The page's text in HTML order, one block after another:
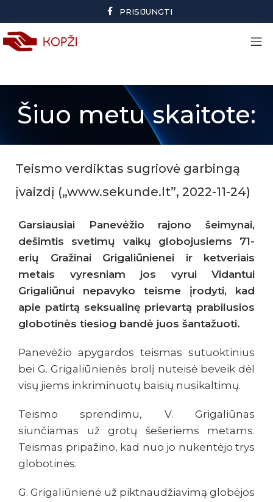
PRISIJUNGTI
Šiuo metu skaitote:
Teismo verdiktas sugriovė garbingą
įvaizdį („www.sekunde.lt”, 2022-11-24)
Garsiausiai Panevėžio rajono šeimynai,
dešimtis svetimų vaikų globojusiems 71-
erių Gražinai Grigaliūnienei ir ketveriais
metais vyresniam jos vyrui Vidantui
Grigaliūnui nepavyko teisme įrodyti, kad
apie patirtą seksualinę prievartą prabilusios
globotinės tiesiog bandė juos šantažuoti.
Panevėžio apygardos teismas sutuoktinius
bei G. Grigaliūnienės brolį nuteisė beveik dėl
visų jiems inkriminuotų baisių nusikaltimų.
Teismo sprendimu, V. Grigaliūnas
siunčiamas už grotų šešeriems metams.
Teismas pripažino, kad nuo jo nukentėjo trys
globotinės.
G. Grigaliūnienė už piktnaudžiavimą globėjos